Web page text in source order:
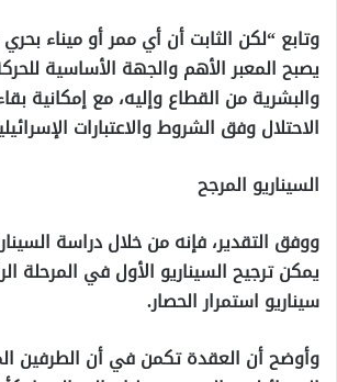
وتابع “لكن الثابت أن أي ممر أو ميناء
يصبح المعبر الأهم والجهة الأساسية
والبشرية من القطاع وإليه، مع إمكانية
الاحتلال وفق الشروط والاعتبارات
السيناريو المرجح
ووفق التقدير، فإنه من خلال دراسة
يمكن ترجيح السيناريو الأول في المرحلة
سيناريو استمرار الحصار.
وأوضح أن العقدة تكمن في أن الطرفين